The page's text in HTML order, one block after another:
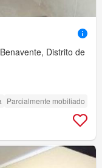
Distrito de
Parcialmente mobiliado